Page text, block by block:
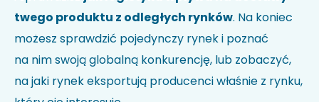
twego produktu z odległych rynków. Na koniec
możesz sprawdzić pojedynczy rynek i poznać
na nim swoją globalną konkurencję, lub zobaczyć,
na jaki rynek eksportują producenci właśnie z rynku,